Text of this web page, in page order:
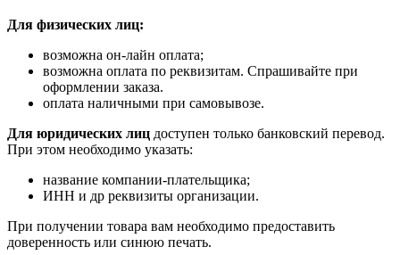
Для физических лиц:
возможна он-лайн оплата;
возможна оплата по реквизитам. Спрашивайте при
оформлении заказа.
оплата наличными при самовывозе.
Для юридических лиц доступен только банковский перевод.
При этом необходимо указать:
название компании-плательщика;
ИНН и др реквизиты организации.
При получении товара вам необходимо предоставить
доверенность или синюю печать.